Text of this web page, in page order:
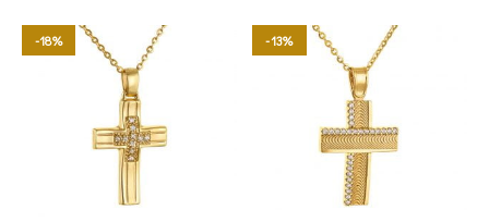
-18% -13%